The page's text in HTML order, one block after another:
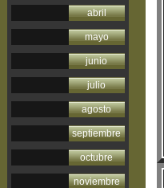
abril
mayo
junio
julio
agosto
septiembre
octubre
noviembre